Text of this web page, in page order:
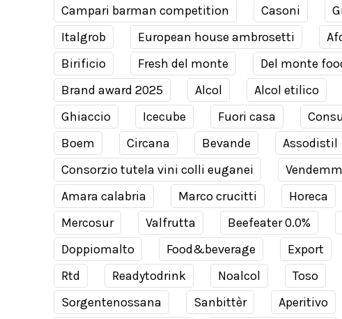
Campari barman competition
Casoni
Italgrob
European house ambrosetti
Birificio
Fresh del monte Del monte
Brand award 2025
Alcol Alcol etilico
Ghiaccio
Icecube Fuori casa
Boem
Circana Bevande Assodistil
Consorzio tutela vini colli euganei
Amara calabria
Marco crucitti Horeca
Mercosur
Valfrutta Beefeater 0.0%
Doppiomalto
Food&beverage Export
Rtd
Readytodrink Noalcol Toso
Sorgentenossana
Sanbittèr Aperitivo